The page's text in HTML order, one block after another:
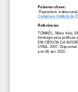
Palavras-chave:
Repositório
Campinas. Instituto de
Referências
TOMAÉL, Maria Inês;
diretrizes para políticas
EM CIÊNCIA DA
UFBA, 2007. Disponível
em: 08 set. 2022.